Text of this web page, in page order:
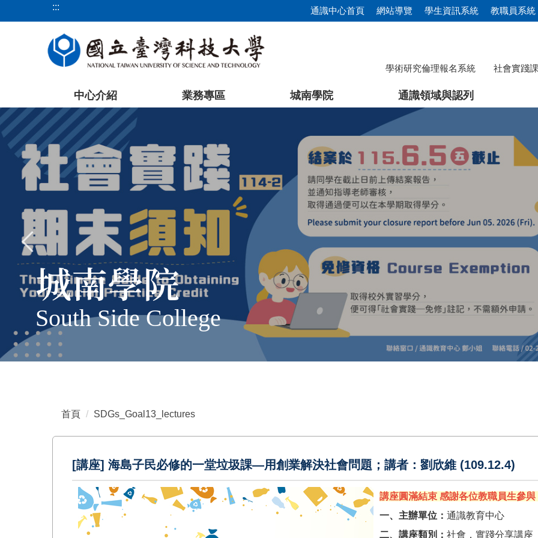
到
塊
::: 通識中心首頁 網站導覽 學生資訊系統 教職員系統
學術研究倫理報名系統 社會實踐
中心介紹 業務專區 城南學院 通識領域與認列
城南學院
South Side College
首頁 SDGs_Goal13_lectures
[講座] 海島子民必修的一堂垃圾課—用創業解決社會問題；講者：劉欣維 (109.12.4)
講座圓滿結束 感謝各位教職員生參與
一、主辦單位： 通識教育中心
二、講座類別： 社會．實踐分享講座